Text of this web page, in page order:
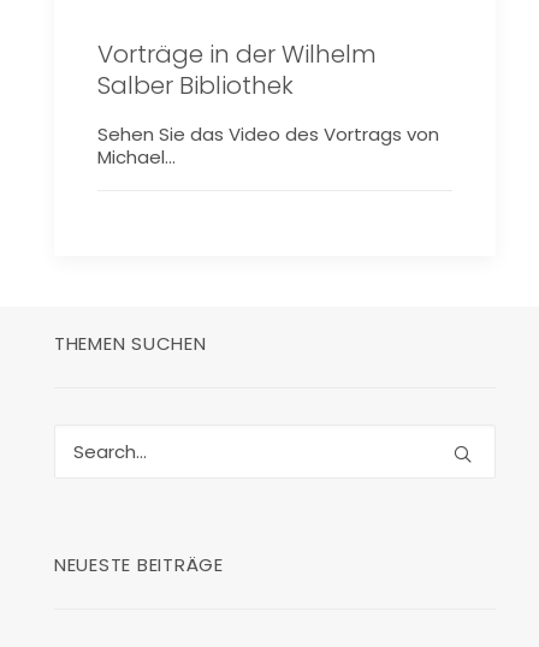
Vorträge in der Wilhelm
Salber Bibliothek
Sehen Sie das Video des Vortrags von
Michael…
THEMEN SUCHEN
NEUESTE BEITRÄGE